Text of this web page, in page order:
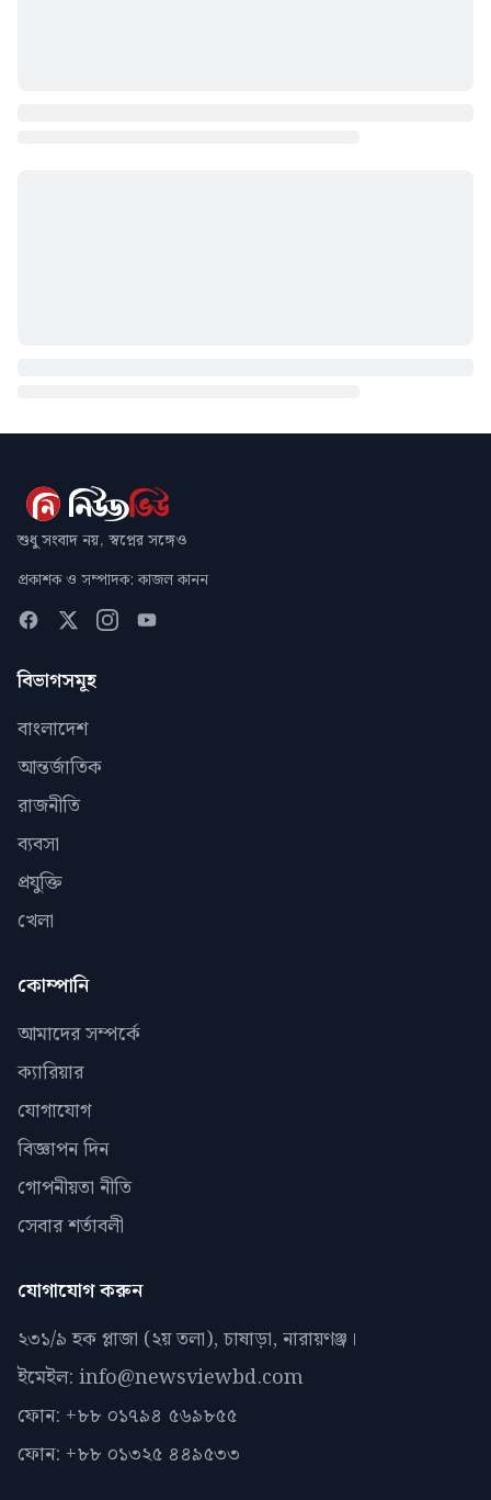
শুধু সংবাদ নয়, স্বপ্নের সঙ্গেও
প্রকাশক ও সম্পাদক: কাজল কানন
বিভাগসমূহ
বাংলাদেশ
আন্তর্জাতিক
রাজনীতি
ব্যবসা
প্রযুক্তি
খেলা
কোম্পানি
আমাদের সম্পর্কে
ক্যারিয়ার
যোগাযোগ
বিজ্ঞাপন দিন
গোপনীয়তা নীতি
সেবার শর্তাবলী
যোগাযোগ করুন
২৩১/৯ হক প্লাজা (২য় তলা), চাষাড়া, নারায়ণঞ্জ।
ইমেইল: info@newsviewbd.com
ফোন: +৮৮ ০১৭৯৪ ৫৬৯৮৫৫
ফোন: +৮৮ ০১৩২৫ ৪৪৯৫৩৩